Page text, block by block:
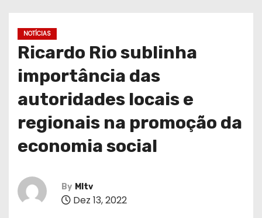
NOTÍCIAS
Ricardo Rio sublinha
importância das
autoridades locais e
regionais na promoção da
economia social
By MItv
Dez 13, 2022